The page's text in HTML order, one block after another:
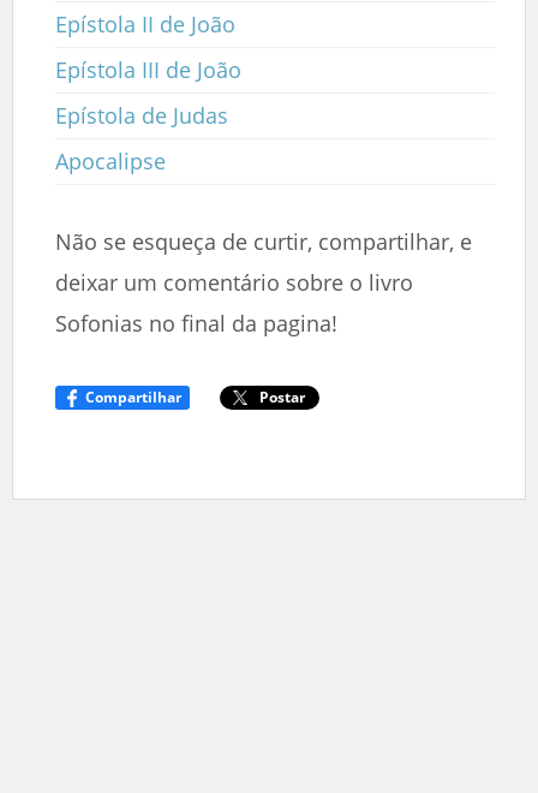
Epístola II de João
Epístola III de João
Epístola de Judas
Apocalipse
Não se esqueça de curtir, compartilhar, e
deixar um comentário sobre o livro
Sofonias no final da pagina!
Compartilhar Postar